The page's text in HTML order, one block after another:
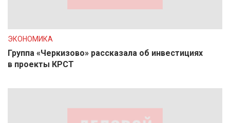
ЭКОНОМИКА
Группа «Черкизово» рассказала об инвестициях
в проекты КРСТ